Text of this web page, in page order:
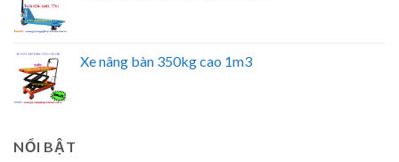
Xe nâng bàn 350kg cao 1m3
NỔI BẬT